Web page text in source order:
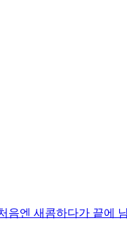
음엔 새콤하다가 끝에